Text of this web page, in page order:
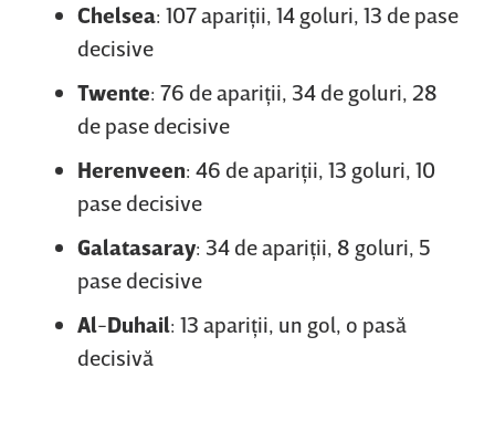
Chelsea: 107 apariţii, 14 goluri, 13 de pase
decisive
Twente: 76 de apariţii, 34 de goluri, 28
de pase decisive
Herenveen: 46 de apariţii, 13 goluri, 10
pase decisive
Galatasaray: 34 de apariţii, 8 goluri, 5
pase decisive
Al-Duhail: 13 apariţii, un gol, o pasă
decisivă